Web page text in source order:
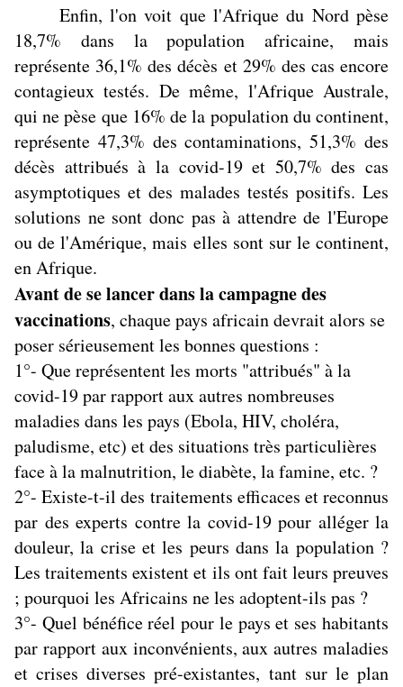
Enfin, l'on voit que l'Afrique du Nord pèse
18,7% dans la population africaine, mais
représente 36,1% des décès et 29% des cas encore
contagieux testés. De même, l'Afrique Australe,
qui ne pèse que 16% de la population du continent,
représente 47,3% des contaminations, 51,3% des
décès attribués à la covid-19 et 50,7% des cas
asymptotiques et des malades testés positifs. Les
solutions ne sont donc pas à attendre de l'Europe
ou de l'Amérique, mais elles sont sur le continent,
en Afrique.
Avant de se lancer dans la campagne des
vaccinations, chaque pays africain devrait alors se
poser sérieusement les bonnes questions :
1°- Que représentent les morts "attribués" à la
covid-19 par rapport aux autres nombreuses
maladies dans les pays (Ebola, HIV, choléra,
paludisme, etc) et des situations très particulières
face à la malnutrition, le diabète, la famine, etc. ?
2°- Existe-t-il des traitements efficaces et reconnus
par des experts contre la covid-19 pour alléger la
douleur, la crise et les peurs dans la population ?
Les traitements existent et ils ont fait leurs preuves
; pourquoi les Africains ne les adoptent-ils pas ?
3°- Quel bénéfice réel pour le pays et ses habitants
par rapport aux inconvénients, aux autres maladies
et crises diverses pré-existantes, tant sur le plan